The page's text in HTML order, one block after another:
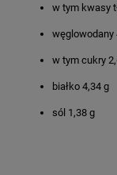
w tym kwasy
węglowodany
w tym cukry
białko 4,34 g
sól 1,38 g